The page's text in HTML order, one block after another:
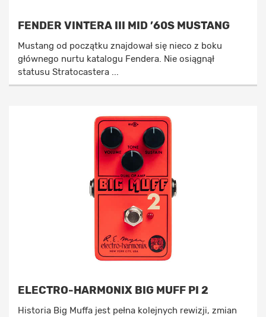
FENDER VINTERA III MID ’60S MUSTANG
Mustang od początku znajdował się nieco z boku
głównego nurtu katalogu Fendera. Nie osiągnął
statusu Stratocastera ...
ELECTRO-HARMONIX BIG MUFF PI 2
Historia Big Muffa jest pełna kolejnych rewizji, zmian